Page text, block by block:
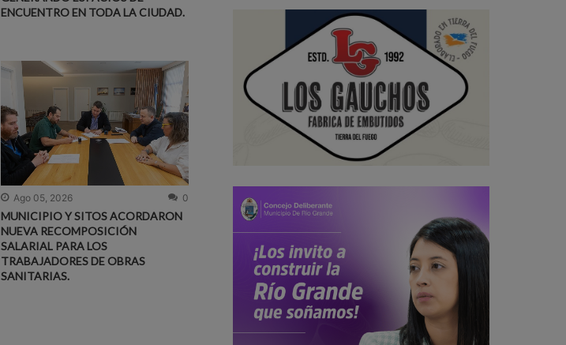
ENCUENTRO EN TODA LA CIUDAD.
Ago 05, 2026 0
MUNICIPIO Y SITOS ACORDARON
NUEVA RECOMPOSICIÓN
SALARIAL PARA LOS
TRABAJADORES DE OBRAS
SANITARIAS.